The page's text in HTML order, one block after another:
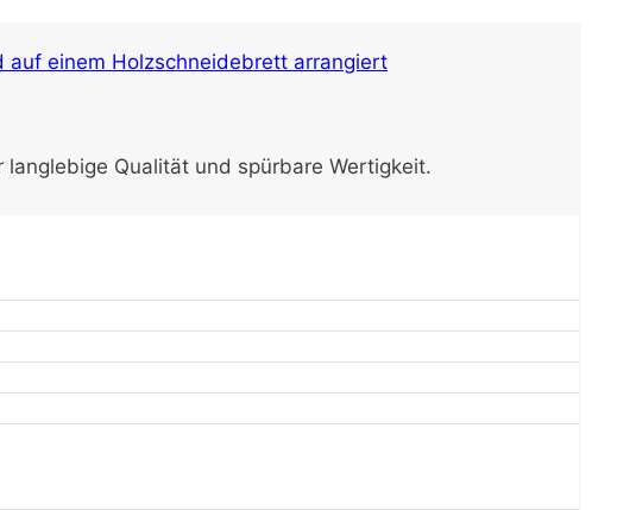
Qualität und spürbare Wertigkeit.